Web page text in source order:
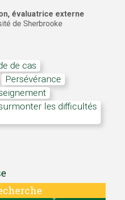
évaluatrice externe
de Sherbrooke
de cas
persévérance